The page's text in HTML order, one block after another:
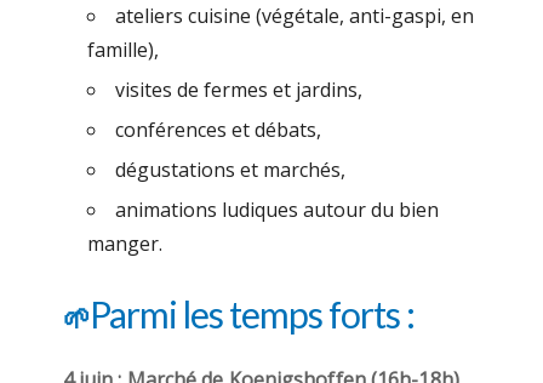
ateliers cuisine (végétale, anti-gaspi, en
famille),
visites de fermes et jardins,
conférences et débats,
dégustations et marchés,
animations ludiques autour du bien
manger.
🌱Parmi les temps forts :